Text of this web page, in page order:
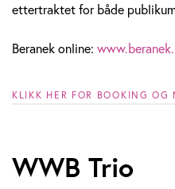
ettertraktet for både
Beranek online:
KLIKK HER FOR BOOKING OG
WWB Trio